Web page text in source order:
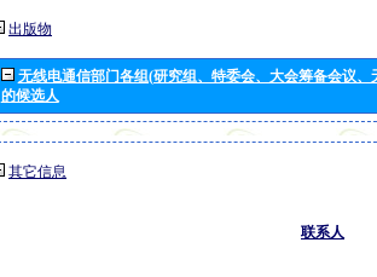
出版物
无线电通信部门各组(研究组、特委会、大会筹备会议
的候选人
其它信息
联系人